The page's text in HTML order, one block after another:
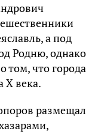
а под
Родню, однако
том, что города
X века.
размещал